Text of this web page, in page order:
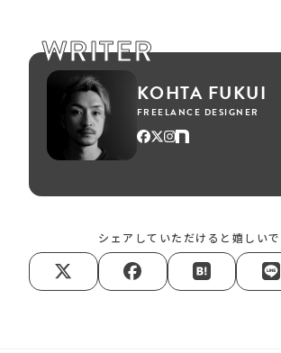
WRITER
KOHTA FUKUI
FREELANCE DESIGNER
シェアしていただけると嬉しいで